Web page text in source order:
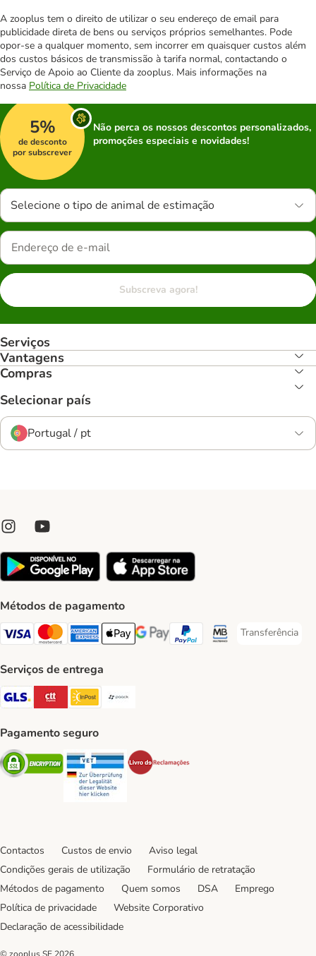
A zooplus tem o direito de utilizar o seu endereço de email para
publicidade direta de bens ou serviços próprios semelhantes. Pode
opor-se a qualquer momento, sem incorrer em quaisquer custos além
dos custos básicos de transmissão à tarifa normal, contactando o
Serviço de Apoio ao Cliente da zooplus. Mais informações na
nossa Política de Privacidade
5%
de desconto
por subscrever
Não perca os nossos descontos personalizados,
promoções especiais e novidades!
Selecione o tipo de animal de estimação
Subscreva agora!
Serviços
Vantagens
Compras
Selecionar país
Portugal / pt
Métodos de pagamento
Visa Payment Method
Mastercard Payment Method
American Express Payment Method
Apple Pay Payment Method
Google Pay Payment Method
PayPal Payment Method
Multibanco Payment
Transferência
Transferência
Serviços de entrega
GLS Shipping Method
CTTExpress Shipping Method
InPost Shipping Method
Pagamento seguro
Security Security
Contactos Custos de envio
Aviso legal
Condições gerais de utilização
Formulário de retratação
Métodos de pagamento
Quem somos DSA
Emprego
Política de privacidade
Website Corporativo
Declaração de acessibilidade